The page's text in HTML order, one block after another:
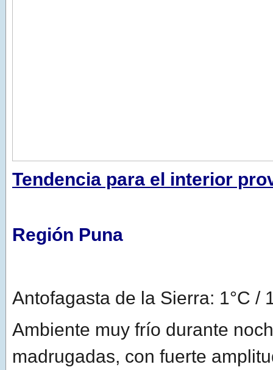
Tendencia para el interior
Región Puna
Antofagasta de la Sierra: 1°C /
Ambiente muy frío durante
madrugadas, con fuerte